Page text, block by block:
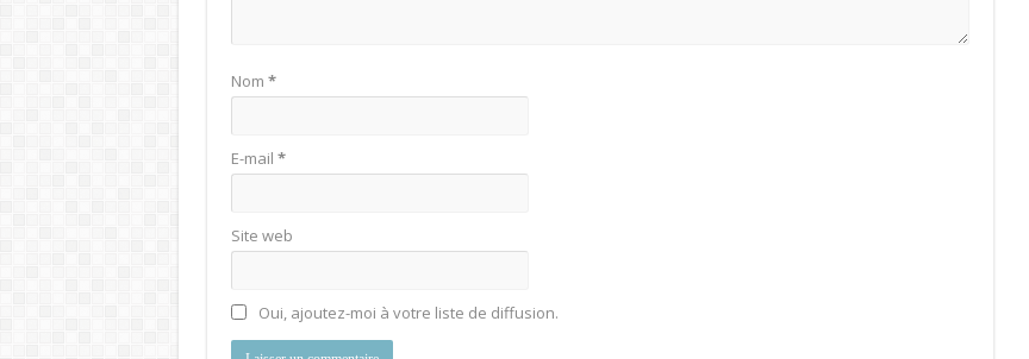
Nom *
E-mail *
Site web
Oui, ajoutez-moi à votre liste de diffusion.